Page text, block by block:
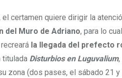
el certamen quiere dirigir la
del Muro de Adriano, para lo
la llegada del prefecto
titulada Disturbios en Luguvalium
zona (dos pases, el sábado 21